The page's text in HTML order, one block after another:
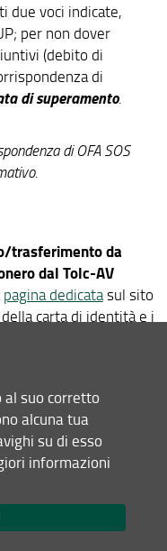
due voci indicate,
per non dover
(debito di
di
di superamento.
di OFA SOS
trasferimento da
dal Tolc-AV
pagina dedicatasul sito
carta di identità e i
ai TOLC-
al suo corretto
alcuna tua
su di esso
informazioni